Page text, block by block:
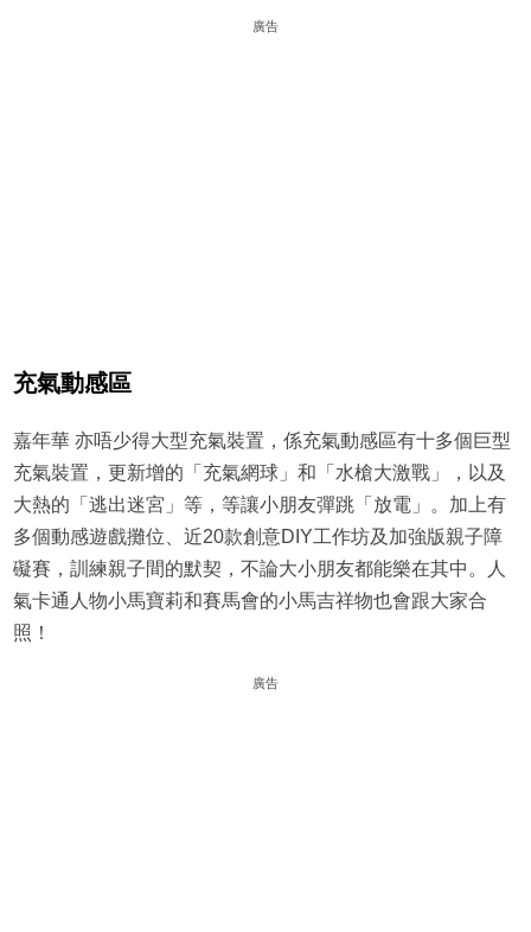
廣告
充氣動感區
嘉年華 亦唔少得大型充氣裝置，係充氣動感區有十多個巨型
充氣裝置，更新增的「充氣網球」和「水槍大激戰」，以及
大熱的「逃出迷宮」等，等讓小朋友彈跳「放電」。加上有
多個動感遊戲攤位、近20款創意DIY工作坊及加強版親子障
礙賽，訓練親子間的默契，不論大小朋友都能樂在其中。人
氣卡通人物小馬寶莉和賽馬會的小馬吉祥物也會跟大家合
照！
廣告